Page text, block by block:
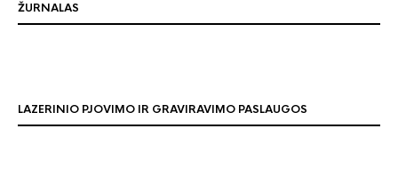
ŽURNALAS
LAZERINIO PJOVIMO IR GRAVIRAVIMO PASLAUGOS